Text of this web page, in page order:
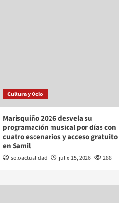
Cultura y Ocio
Marisquiño 2026 desvela su
programación musical por días con
cuatro escenarios y acceso gratuito
en Samil
soloactualidad julio 15, 2026 288